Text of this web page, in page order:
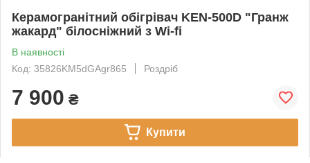
Керамогранітний обігрівач KEN-500D "Гранж
жакард" білосніжний з Wi-fi
В наявності
Код: 35826KM5dGAgr865
Роздріб
7 900 ₴
Купити